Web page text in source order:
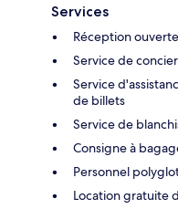
Services
Réception
Service de
Service
de billets
Service de
Consigne à
Personnel
Location gratuite